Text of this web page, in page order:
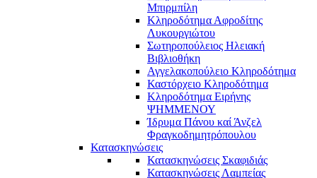
Μπιρμπίλη
Κληροδότημα Αφροδίτης
Λυκουργιώτου
Σωτηροπούλειος Ηλειακή
Βιβλιοθήκη
Αγγελακοπούλειο Κληροδότημα
Καστόρχειο Κληροδότημα
Κληροδότημα Ειρήνης
ΨΗΜΜΕΝΟΥ
Ίδρυμα Πάνου καί Άνζελ
Φραγκοδημητρόπουλου
Κατασκηνώσεις
Κατασκηνώσεις Σκαφιδιάς
Κατασκηνώσεις Λαμπείας